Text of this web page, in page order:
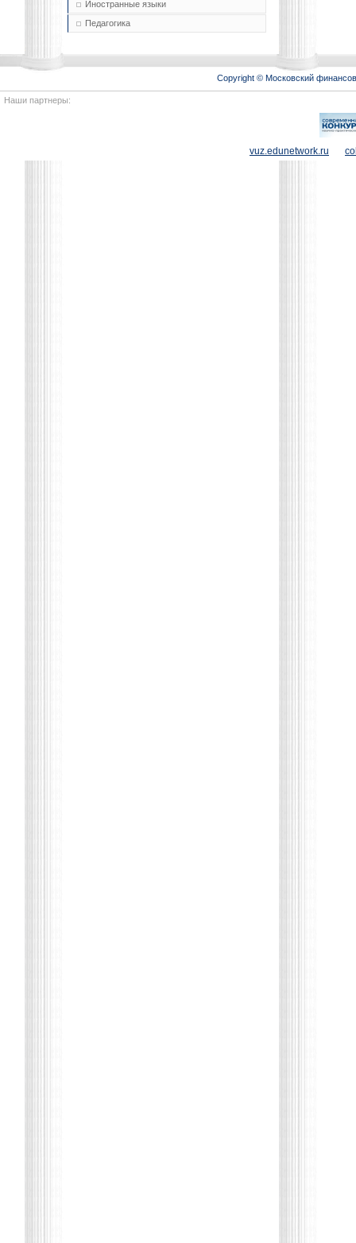
Иностранные языки
Педагогика
Copyright © Московский
Наши партнеры:
vuz.edunetwork.ru